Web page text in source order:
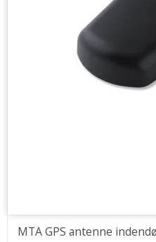
MTA GPS antenne